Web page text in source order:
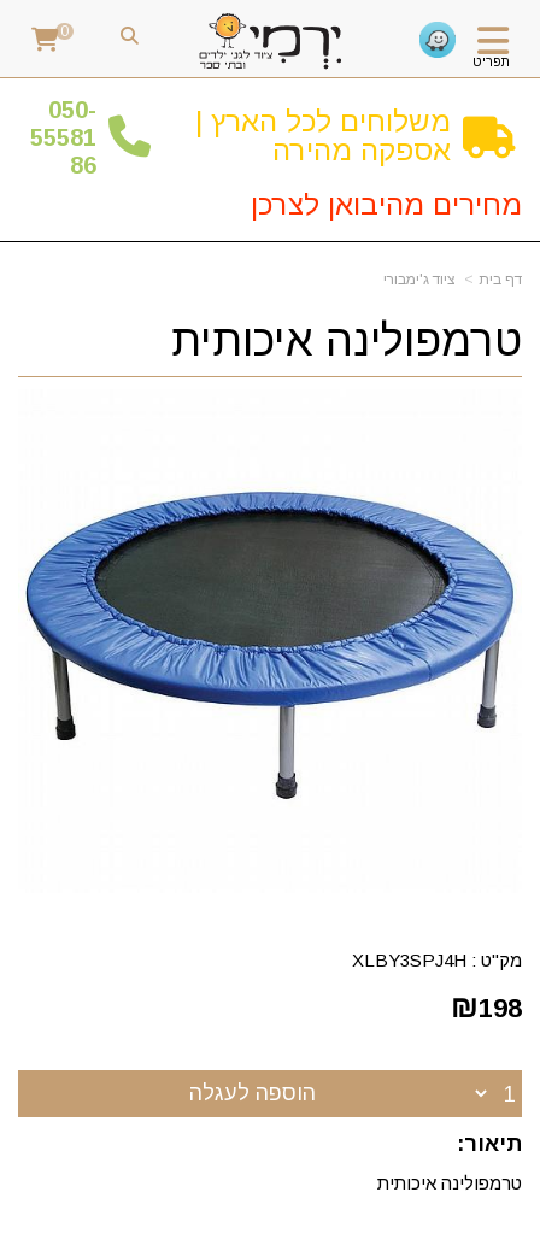
תפריט
0
משלוחים לכל הארץ |
אספקה מהירה
050-
55581
86
מחירים מהיבואן לצרכן
דף בית ציוד ג'ימבורי
טרמפולינה איכותית
מק"ט : XLBY3SPJ4H
₪198
הוספה לעגלה
תיאור:
טרמפולינה איכותית